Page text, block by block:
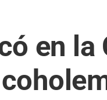
en la